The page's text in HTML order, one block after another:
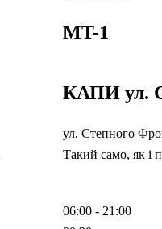
MT-1
КАПИ ул.
ул. Степного
Такий само, як і
06:00 - 21:00